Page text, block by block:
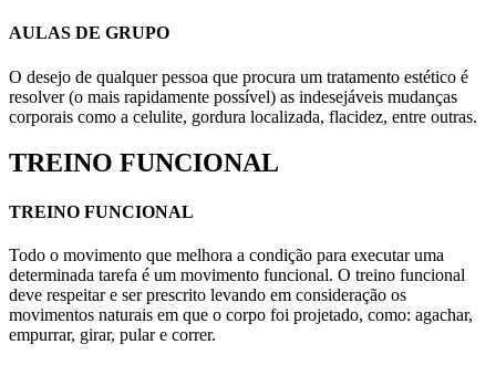
AULAS DE GRUPO
O desejo de qualquer pessoa que procura um tratamento estético é
resolver (o mais rapidamente possível) as indesejáveis mudanças
corporais como a celulite, gordura localizada, flacidez, entre outras.
TREINO FUNCIONAL
TREINO FUNCIONAL
Todo o movimento que melhora a condição para executar uma
determinada tarefa é um movimento funcional. O treino funcional
deve respeitar e ser prescrito levando em consideração os
movimentos naturais em que o corpo foi projetado, como: agachar,
empurrar, girar, pular e correr.